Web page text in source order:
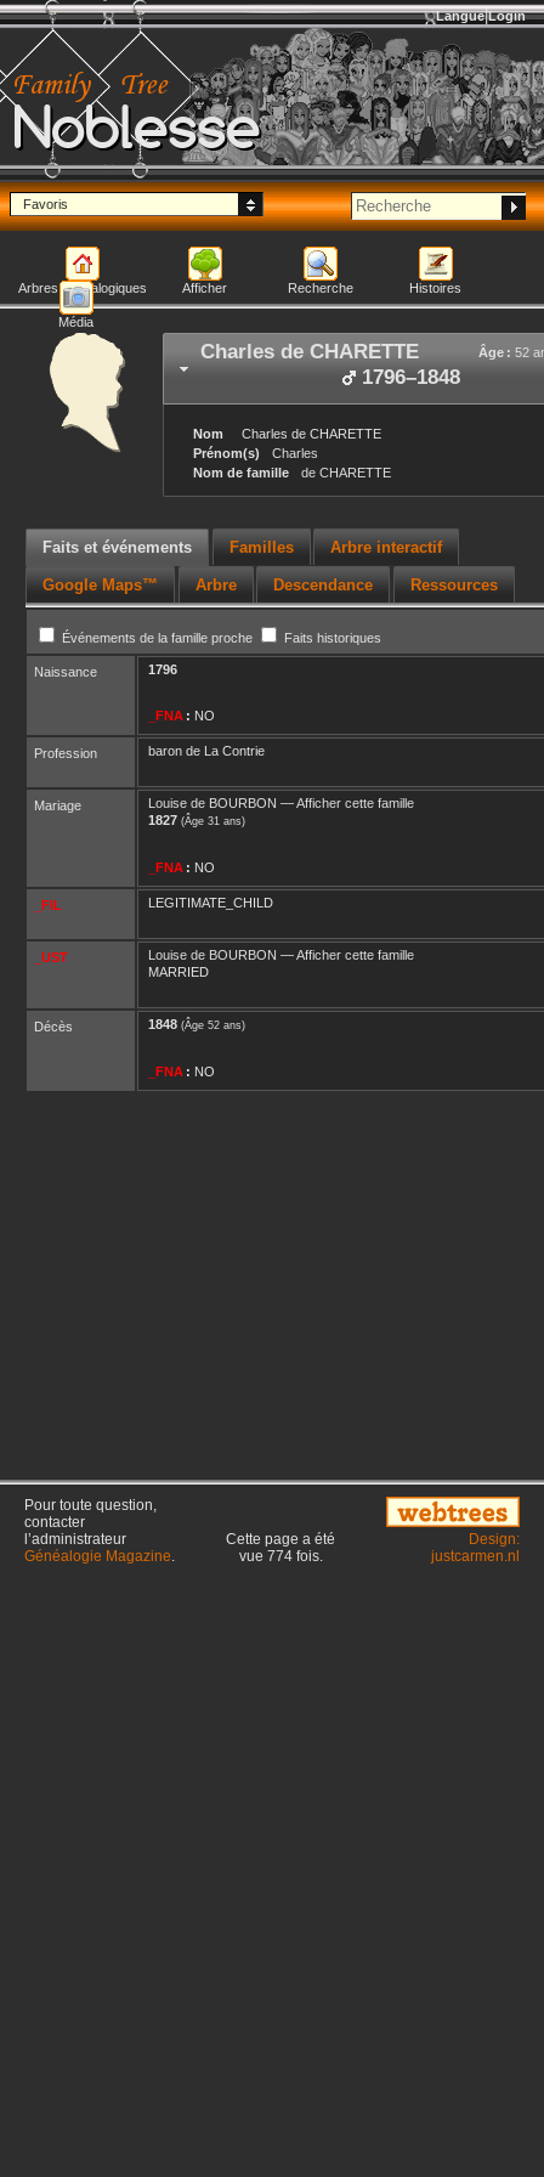
Noblesse
Langue Login
Favoris
Arbres généalogiques Afficher Recherche Histoires
Média
Charles de CHARETTE Âge : 52
1796–1848
Nom Charles de CHARETTE
Prénom(s)
Charles
Nom de famille
de CHARETTE
Faits et événements Familles Arbre interactif
Google Maps™ Arbre Descendance Ressources
Événements de la famille proche Faits historiques
Naissance 1796
_FNA : NO
Profession baron de La Contrie
Mariage Louise de BOURBON —Afficher cette famille
1827 (Âge 31 ans)
_FNA : NO
_FIL LEGITIMATE_CHILD
_UST Louise de BOURBON —Afficher cette famille
MARRIED
Décès 1848 (Âge 52 ans)
_FNA : NO
Pour toute question,
contacter
l’administrateur
Généalogie Magazine.
Cette page a été
vue 774fois.
Design:
justcarmen.nl